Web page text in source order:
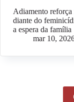
Adiamento reforça
diante do
a espera da
mar 10,